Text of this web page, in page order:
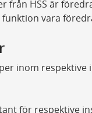
från HSS är
vara
inom
för respektive